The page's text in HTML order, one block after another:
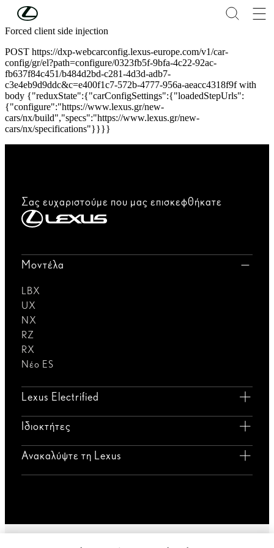
Συνέχεια στο κύριο περιεχόμενο
Forced client side injection
POST https://dxp-webcarconfig.lexus-europe.com/v1/car-
config/gr/el?path=configure/0323fb5f-9bfa-4c22-92ac-
fb637f84c451/b484d2bd-c281-4d3d-adb7-
c3e4eb9d9ddc&c=e400f1c7-572b-4777-956a-aeacc4318f9f with
body {"reduxState":{"carConfigSettings":{"loadedStepUrls":
{"configure":"https://www.lexus.gr/new-
cars/nx/build","specs":"https://www.lexus.gr/new-
cars/nx/specifications"}}}}
Σας ευχαριστούμε που μας επισκεφθήκατε
Μοντέλα
LBX
UX
NX
RZ
RX
Νέο ES
Lexus Electrified
Ιδιοκτήτες
Ανακαλύψτε τη Lexus